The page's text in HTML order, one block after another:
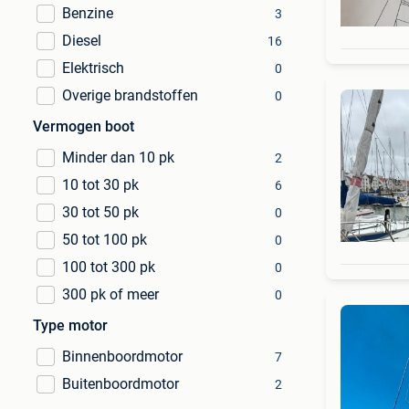
Benzine 3
Diesel 16
Elektrisch 0
Overige brandstoffen 0
Vermogen boot
Minder dan 10 pk
2
10 tot 30 pk 6
30 tot 50 pk 0
50 tot 100 pk 0
100 tot 300 pk 0
300 pk of meer 0
Type motor
Binnenboordmotor
7
Buitenboordmotor 2